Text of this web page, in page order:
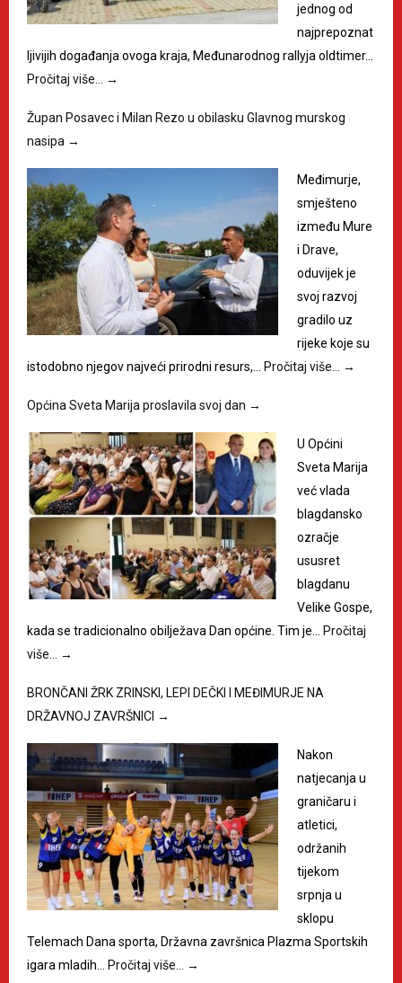
jednog od
najprepoznat
ljivijih događanja ovoga kraja, Međunarodnog rallyja oldtimer…
Pročitaj više…
→
Župan Posavec i Milan Rezo u obilasku Glavnog murskog
nasipa →
Međimurje,
smješteno
između Mure
i Drave,
oduvijek je
svoj razvoj
gradilo uz
rijeke koje su
istodobno njegov najveći prirodni resurs,… Pročitaj više… →
Općina Sveta Marija proslavila svoj dan →
U Općini
Sveta Marija
već vlada
blagdansko
ozračje
ususret
blagdanu
Velike Gospe,
kada se tradicionalno obilježava Dan općine. Tim je… Pročitaj
više…
→
BRONČANI ŽRK ZRINSKI, LEPI DEČKI I MEĐIMURJE NA
DRŽAVNOJ ZAVRŠNICI →
Nakon
natjecanja u
graničaru i
atletici,
održanih
tijekom
srpnja u
sklopu
Telemach Dana sporta, Državna završnica Plazma Sportskih
igara mladih… Pročitaj više… →